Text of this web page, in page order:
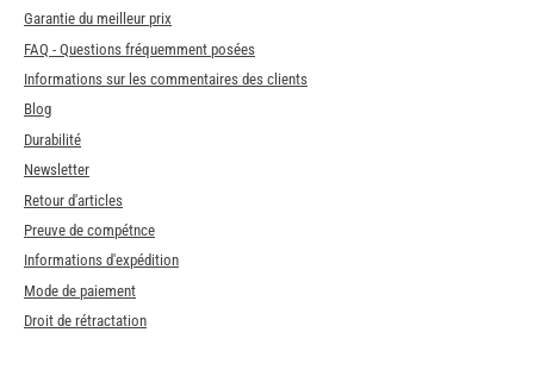
Garantie du meilleur prix
FAQ - Questions fréquemment posées
Informations sur les commentaires des clients
Blog
Durabilité
Newsletter
Retour d'articles
Preuve de compétnce
Informations d'expédition
Mode de paiement
Droit de rétractation